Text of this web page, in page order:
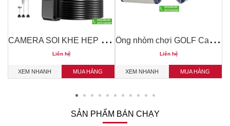
C
AMERA SOI KHE HẸP , NỘI SOI MÁY ,BUỒNG ĐỐT WIFI KHÔNG DÂY TERINO HD600
Liên hệ
XEM NHANH MUA HÀNG
Ố
ng nhòm chơi GOLF CaddyView V3 incontr
Liên hệ
XEM NHANH MUA HÀNG
SẢN PHẨM BÁN CHẠY